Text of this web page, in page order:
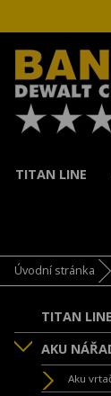
TITAN LINE
Úvodní stránka
TITAN LINE
AKU
Aku